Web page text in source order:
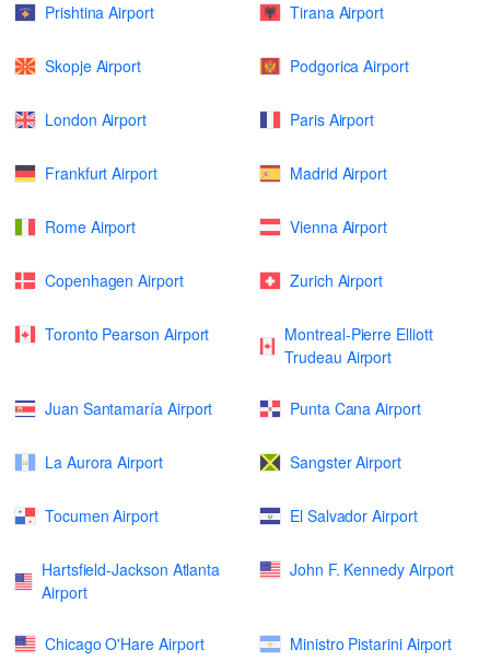
Prishtina Airport Tirana Airport
Skopje Airport Podgorica Airport
London Airport Paris Airport
Frankfurt Airport Madrid Airport
Rome Airport Vienna Airport
Copenhagen Airport Zurich Airport
Toronto Pearson Airport
Montreal-Pierre Elliott
Trudeau Airport
Juan Santamaría Airport Punta Cana Airport
La Aurora Airport Sangster Airport
Tocumen Airport El Salvador Airport
Hartsfield-Jackson Atlanta
Airport
John F. Kennedy Airport
Chicago O'Hare Airport Ministro Pistarini Airport